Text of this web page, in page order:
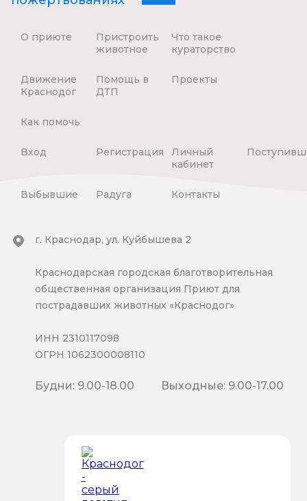
О приюте
Пристроить
животное
Что такое
кураторство
Движение
Краснодог
Помощь в
ДТП
Проекты
Как помочь
Вход Регистрация
Личный
кабинет
Выбывшие Радуга Контакты
г. Краснодар, ул. Куйбышева 2
Краснодарская городская благотворительная
общественная организация Приют для
пострадавших животных «Краснодог»
ИНН 2310117098
ОГРН 1062300008110
Будни: 9.00-18.00 Выходные: 9.00-17.00